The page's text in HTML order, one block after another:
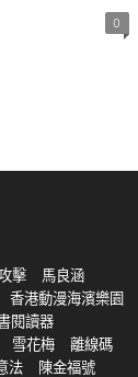
0
擊
馬良涵
香港動漫海濱樂園
閱讀器
雪花梅
離線碼
法
陳金福號